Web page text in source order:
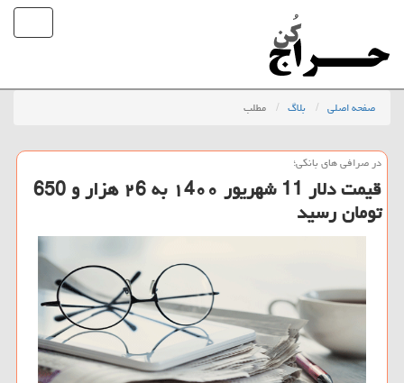
صفحه اصلی بلاگ مطلب
در صرافی های بانكی؛
قیمت دلار 11 شهریور ۱4۰۰ به ۲6 هزار و 650
تومان رسید